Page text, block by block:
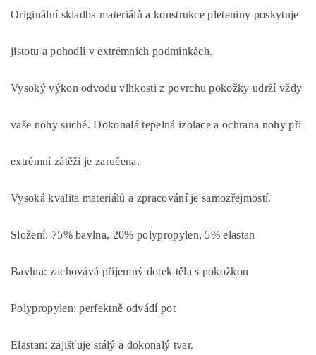
Originální skladba materiálů a konstrukce pleteniny poskytuje
jistotu a pohodlí v extrémních podmínkách.
Vysoký výkon odvodu vlhkosti z povrchu pokožky udrží vždy
vaše nohy suché. Dokonalá tepelná izolace a ochrana nohy při
extrémní zátěži je zaručena.
Vysoká kvalita materiálů a zpracování je samozřejmostí.
Složení: 75% bavlna, 20% polypropylen, 5% elastan
Bavlna: zachovává příjemný dotek těla s pokožkou
Polypropylen: perfektně odvádí pot
Elastan: zajišťuje stálý a dokonalý tvar.